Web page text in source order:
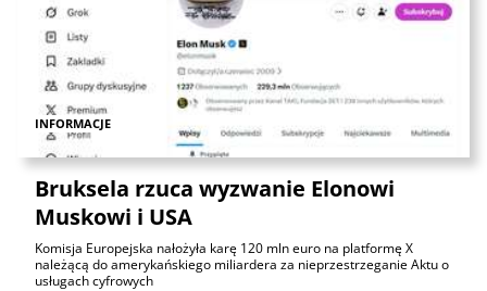
INFORMACJE
Bruksela rzuca wyzwanie Elonowi
Muskowi i USA
Komisja Europejska nałożyła karę 120 mln euro na platformę X
należącą do amerykańskiego miliardera za nieprzestrzeganie Aktu o
usługach cyfrowych